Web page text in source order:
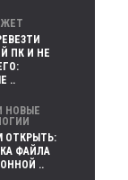
ПК И НЕ
..
НОВЫЕ
ОТКРЫТЬ:
ФАЙЛА
..